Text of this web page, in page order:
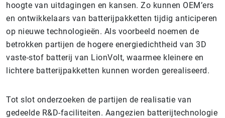
hoogte van uitdagingen en kansen. Zo kunnen OEM’ers
en ontwikkelaars van batterijpakketten tijdig anticiperen
op nieuwe technologieën. Als voorbeeld noemen de
betrokken partijen de hogere energiedichtheid van 3D
vaste-stof batterij van LionVolt, waarmee kleinere en
lichtere batterijpakketten kunnen worden gerealiseerd.
Tot slot onderzoeken de partijen de realisatie van
gedeelde R&D-faciliteiten. Aangezien batterijtechnologie